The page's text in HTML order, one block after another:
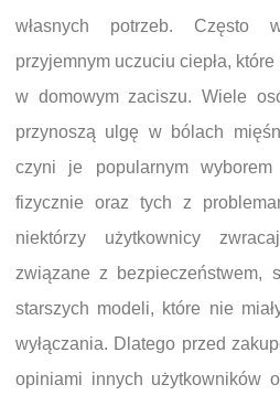
własnych potrzeb. Często
przyjemnym uczuciu ciepła,
w domowym zaciszu. Wiele
przynoszą ulgę w bólach
czyni je popularnym
fizycznie oraz tych z
niektórzy użytkownicy
związane z bezpieczeństwem,
starszych modeli, które nie
wyłączania. Dlatego przed
opiniami innych użytkowników